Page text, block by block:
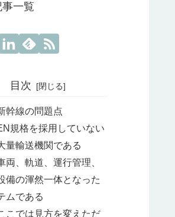
一覧
目次
幹線の問題点
規格を採用していない
量輸送機関である
、軌道、運行管理、
備の渾然一体となった
ムである
では見方を変えただ